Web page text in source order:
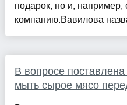
подарок, но и, например,
компанию.Вавилова
В вопросе
мыть сырое мясо